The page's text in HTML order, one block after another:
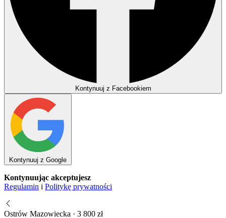
Kontynuuj z Facebookiem
Kontynuuj z Google
Kontynuując akceptujesz
Regulamin i Politykę prywatności
Ostrów Mazowiecka · 3 800 zł